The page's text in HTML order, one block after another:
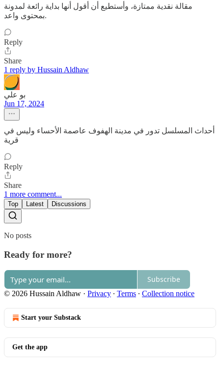
مقالة نقدية ممتازة، وأستطيع أن أقول أنها بداية رائعة لمدونة
بمحتوى واعد.
Reply
Share
1 reply by Hussain Aldhaw
بو علي
Jun 17, 2024
أحداث المسلسل تدور في مدينة الهفوف عاصمة الأحساء وليس في
قرية
Reply
Share
1 more comment...
Top Latest Discussions
No posts
Ready for more?
Subscribe
© 2026 Hussain Aldhaw · Privacy ∙ Terms ∙ Collection notice
Start your Substack
Get the app